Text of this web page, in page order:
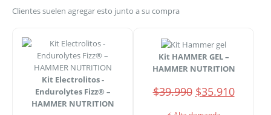
Clientes suelen agregar esto junto a su compra
Kit Electrolitos -
Endurolytes Fizz® –
HAMMER NUTRITION
Kit HAMMER GEL –
HAMMER NUTRITION
$39.990 El
$35.910El